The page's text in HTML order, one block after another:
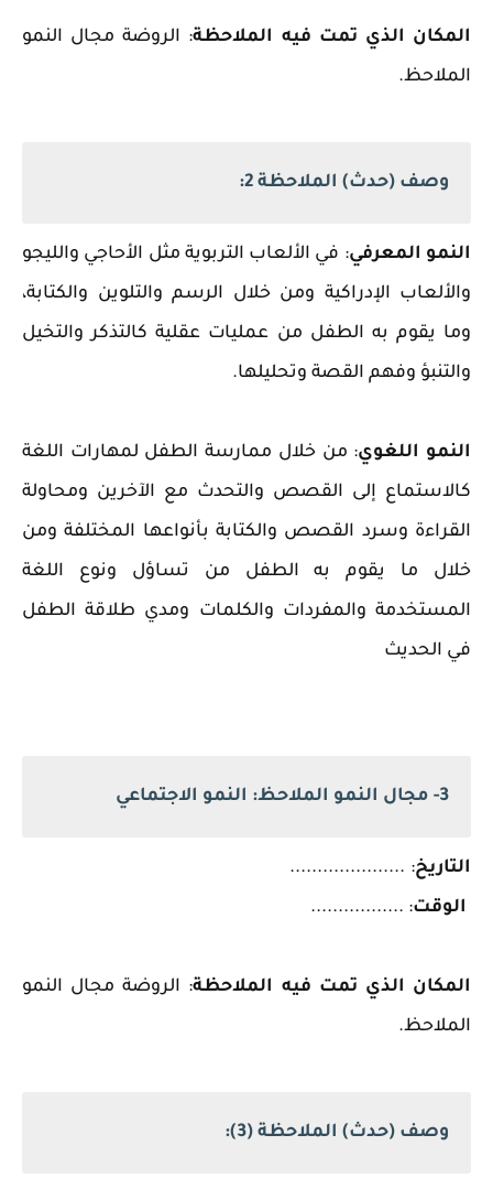
المكان الذي تمت فيه الملاحظة: الروضة مجال النمو
الملاحظ.
وصف (حدث) الملاحظة 2:
النمو المعرفي: في الألعاب التربوية مثل الأحاجي والليجو
والألعاب الإدراكية ومن خلال الرسم والتلوين والكتابة،
وما يقوم به الطفل من عمليات عقلية كالتذكر والتخيل
والتنبؤ وفهم القصة وتحليلها.
النمو اللغوي: من خلال ممارسة الطفل لمهارات اللغة
كالاستماع إلى القصص والتحدث مع الآخرين ومحاولة
القراءة وسرد القصص والكتابة بأنواعها المختلفة ومن
خلال ما يقوم به الطفل من تساؤل ونوع اللغة
المستخدمة والمفردات والكلمات ومدي طلاقة الطفل
في الحديث
3- مجال النمو الملاحظ: النمو الاجتماعي
التاريخ: .....................
الوقت: .................
المكان الذي تمت فيه الملاحظة: الروضة مجال النمو
الملاحظ.
وصف (حدث) الملاحظة (3):